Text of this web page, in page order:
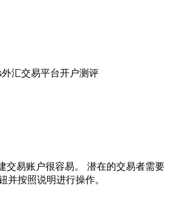
交易账户很容易。 潜在的交易者需要
并按照说明进行操作。